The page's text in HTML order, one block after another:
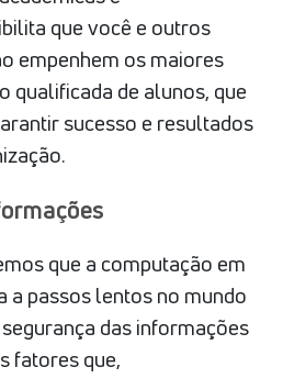
que você e outros
empenhem os maiores
qualificada de alunos, que
sucesso e resultados
que a computação em
a passos lentos no mundo
das informações
fatores que,